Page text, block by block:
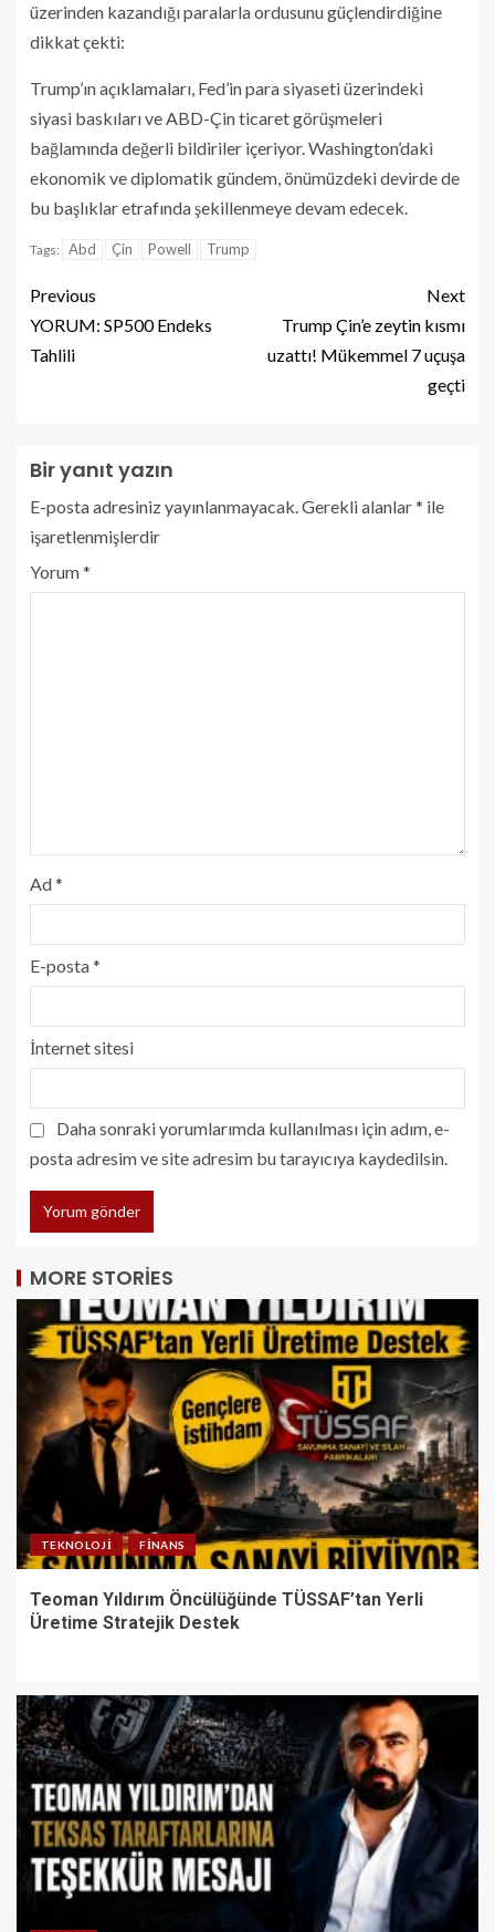
üzerinden kazandığı paralarla ordusunu güçlendirdiğine
dikkat çekti:
Trump’ın açıklamaları, Fed’in para siyaseti üzerindeki
siyasi baskıları ve ABD-Çin ticaret görüşmeleri
bağlamında değerli bildiriler içeriyor. Washington’daki
ekonomik ve diplomatik gündem, önümüzdeki devirde de
bu başlıklar etrafında şekillenmeye devam edecek.
Tags: Abd Çin Powell Trump
Previous
YORUM: SP500 Endeks
Tahlili
Next
Trump Çin’e zeytin kısmı
uzattı! Mükemmel 7 uçuşa
geçti
Bir yanıt yazın
E-posta adresiniz yayınlanmayacak. Gerekli alanlar* ile
işaretlenmişlerdir
Yorum*
Ad*
E-posta*
İnternet sitesi
Daha sonraki yorumlarımda kullanılması için adım, e-
posta adresim ve site adresim bu tarayıcıya kaydedilsin.
MORE STORIES
TEKNOLOJI FINANS
Teoman Yıldırım Öncülüğünde TÜSSAF’tan Yerli
Üretime Stratejik Destek